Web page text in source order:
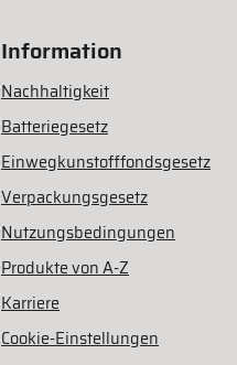
Information
Nachhaltigkeit
Batteriegesetz
Einwegkunstofffondsgesetz
Verpackungsgesetz
Nutzungsbedingungen
Produkte von A-Z
Karriere
Cookie-Einstellungen